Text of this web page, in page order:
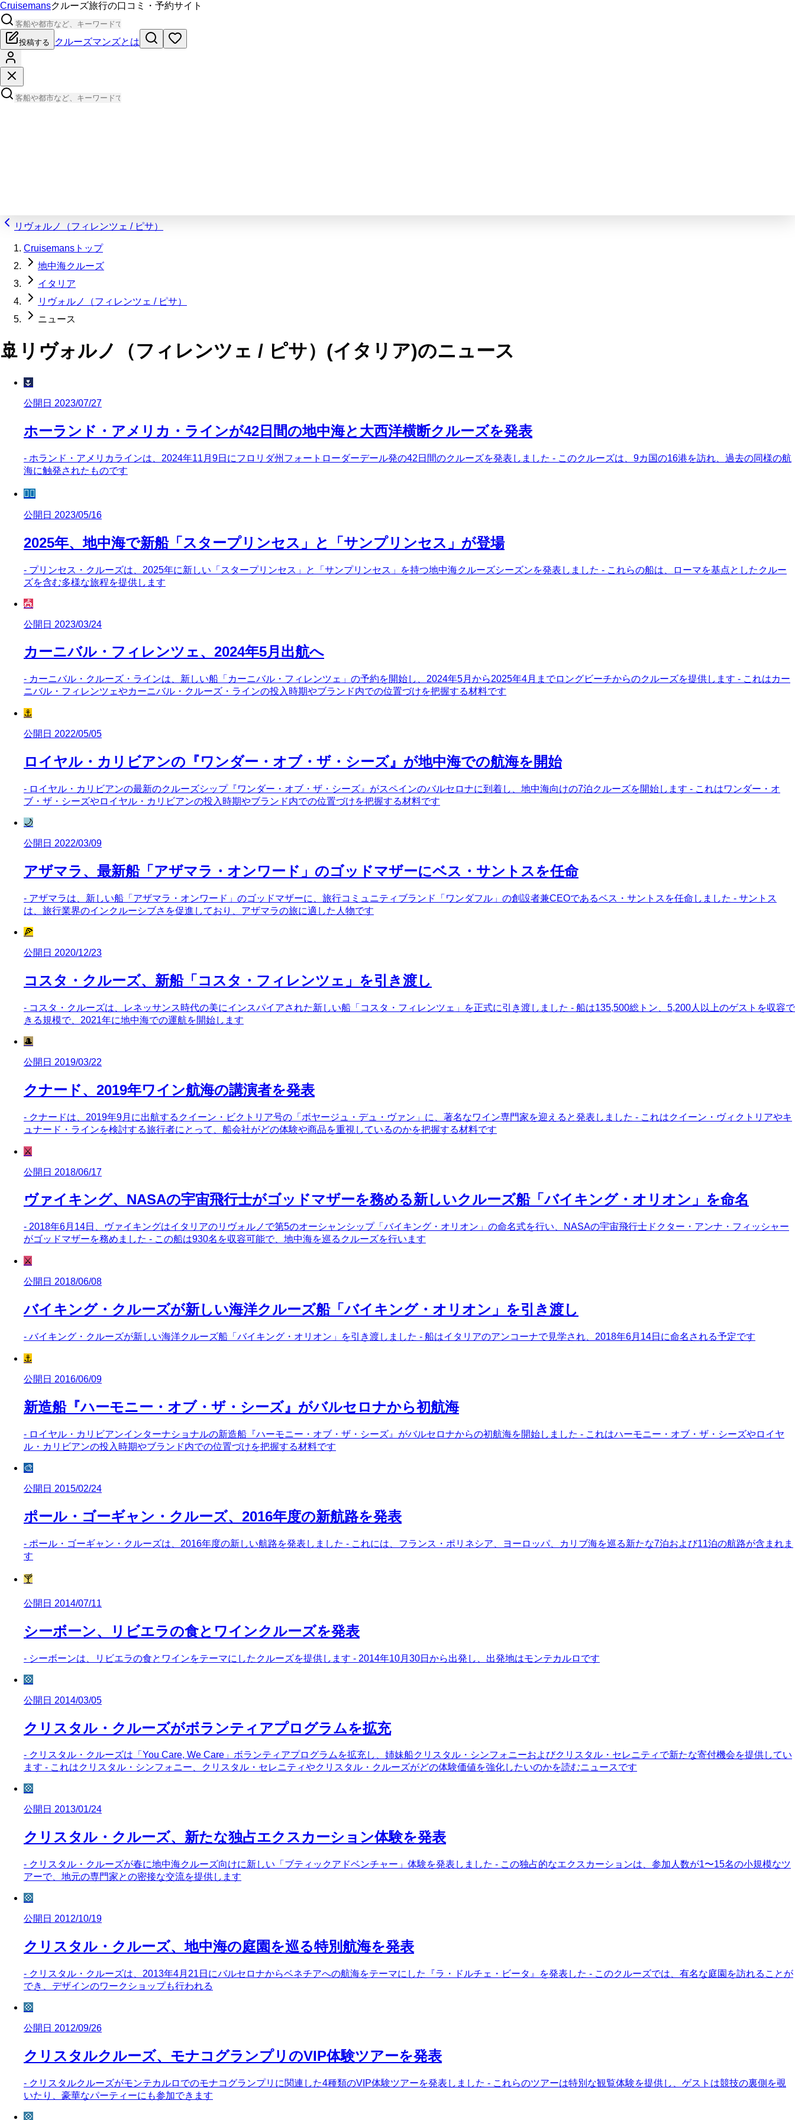
Cruisemansクルーズ旅行の口コミ・予約サイト
投稿する クルーズマンズとは
リヴォルノ（フィレンツェ / ピサ）
Cruisemansトップ
地中海クルーズ
イタリア
リヴォルノ（フィレンツェ / ピサ）
ニュース
🚢 リヴォルノ（フィレンツェ / ピサ）(イタリア)のニュース
🌷
公開日 2023/07/27
ホーランド・アメリカ・ラインが42日間の地中海と大西洋横断クルーズを発表
- ホランド・アメリカラインは、2024年11月9日にフロリダ州フォートローダーデール発の42日間のクルーズを発表しました - このクルーズは、9カ国の16港を訪れ、過去の同様の航
海に触発されたものです
🧜‍♀️
公開日 2023/05/16
2025年、地中海で新船「スタープリンセス」と「サンプリンセス」が登場
- プリンセス・クルーズは、2025年に新しい「スタープリンセス」と「サンプリンセス」を持つ地中海クルーズシーズンを発表しました - これらの船は、ローマを基点としたクルー
ズを含む多様な旅程を提供します
🎪
公開日 2023/03/24
カーニバル・フィレンツェ、2024年5月出航へ
- カーニバル・クルーズ・ラインは、新しい船「カーニバル・フィレンツェ」の予約を開始し、2024年5月から2025年4月までロングビーチからのクルーズを提供します - これはカー
ニバル・フィレンツェやカーニバル・クルーズ・ラインの投入時期やブランド内での位置づけを把握する材料です
⚓
公開日 2022/05/05
ロイヤル・カリビアンの『ワンダー・オブ・ザ・シーズ』が地中海での航海を開始
- ロイヤル・カリビアンの最新のクルーズシップ『ワンダー・オブ・ザ・シーズ』がスペインのバルセロナに到着し、地中海向けの7泊クルーズを開始します - これはワンダー・オ
ブ・ザ・シーズやロイヤル・カリビアンの投入時期やブランド内での位置づけを把握する材料です
🌙
公開日 2022/03/09
アザマラ、最新船「アザマラ・オンワード」のゴッドマザーにベス・サントスを任命
- アザマラは、新しい船「アザマラ・オンワード」のゴッドマザーに、旅行コミュニティブランド「ワンダフル」の創設者兼CEOであるベス・サントスを任命しました - サントス
は、旅行業界のインクルーシブさを促進しており、アザマラの旅に適した人物です
🍕
公開日 2020/12/23
コスタ・クルーズ、新船「コスタ・フィレンツェ」を引き渡し
- コスタ・クルーズは、レネッサンス時代の美にインスパイアされた新しい船「コスタ・フィレンツェ」を正式に引き渡しました - 船は135,500総トン、5,200人以上のゲストを収容で
きる規模で、2021年に地中海での運航を開始します
🎩
公開日 2019/03/22
クナード、2019年ワイン航海の講演者を発表
- クナードは、2019年9月に出航するクイーン・ビクトリア号の「ボヤージュ・デュ・ヴァン」に、著名なワイン専門家を迎えると発表しました - これはクイーン・ヴィクトリアやキ
ュナード・ラインを検討する旅行者にとって、船会社がどの体験や商品を重視しているのかを把握する材料です
⚔️
公開日 2018/06/17
ヴァイキング、NASAの宇宙飛行士がゴッドマザーを務める新しいクルーズ船「バイキング・オリオン」を命名
- 2018年6月14日、ヴァイキングはイタリアのリヴォルノで第5のオーシャンシップ「バイキング・オリオン」の命名式を行い、NASAの宇宙飛行士ドクター・アンナ・フィッシャー
がゴッドマザーを務めました - この船は930名を収容可能で、地中海を巡るクルーズを行います
⚔️
公開日 2018/06/08
バイキング・クルーズが新しい海洋クルーズ船「バイキング・オリオン」を引き渡し
- バイキング・クルーズが新しい海洋クルーズ船「バイキング・オリオン」を引き渡しました - 船はイタリアのアンコーナで見学され、2018年6月14日に命名される予定です
⚓
公開日 2016/06/09
新造船『ハーモニー・オブ・ザ・シーズ』がバルセロナから初航海
- ロイヤル・カリビアンインターナショナルの新造船『ハーモニー・オブ・ザ・シーズ』がバルセロナからの初航海を開始しました - これはハーモニー・オブ・ザ・シーズやロイヤ
ル・カリビアンの投入時期やブランド内での位置づけを把握する材料です
🎨
公開日 2015/02/24
ポール・ゴーギャン・クルーズ、2016年度の新航路を発表
- ポール・ゴーギャン・クルーズは、2016年度の新しい航路を発表しました - これには、フランス・ポリネシア、ヨーロッパ、カリブ海を巡る新たな7泊および11泊の航路が含まれま
す
🍸
公開日 2014/07/11
シーボーン、リビエラの食とワインクルーズを発表
- シーボーンは、リビエラの食とワインをテーマにしたクルーズを提供します - 2014年10月30日から出発し、出発地はモンテカルロです
💠
公開日 2014/03/05
クリスタル・クルーズがボランティアプログラムを拡充
- クリスタル・クルーズは「You Care, We Care」ボランティアプログラムを拡充し、姉妹船クリスタル・シンフォニーおよびクリスタル・セレニティで新たな寄付機会を提供してい
ます - これはクリスタル・シンフォニー、クリスタル・セレニティやクリスタル・クルーズがどの体験価値を強化したいのかを読むニュースです
💠
公開日 2013/01/24
クリスタル・クルーズ、新たな独占エクスカーション体験を発表
- クリスタル・クルーズが春に地中海クルーズ向けに新しい「ブティックアドベンチャー」体験を発表しました - この独占的なエクスカーションは、参加人数が1〜15名の小規模なツ
アーで、地元の専門家との密接な交流を提供します
💠
公開日 2012/10/19
クリスタル・クルーズ、地中海の庭園を巡る特別航海を発表
- クリスタル・クルーズは、2013年4月21日にバルセロナからベネチアへの航海をテーマにした『ラ・ドルチェ・ビータ』を発表した - このクルーズでは、有名な庭園を訪れることが
でき、デザインのワークショップも行われる
💠
公開日 2012/09/26
クリスタルクルーズ、モナコグランプリのVIP体験ツアーを発表
- クリスタルクルーズがモンテカルロでのモナコグランプリに関連した4種類のVIP体験ツアーを発表しました - これらのツアーは特別な観覧体験を提供し、ゲストは競技の裏側を覗
いたり、豪華なパーティーにも参加できます
💠